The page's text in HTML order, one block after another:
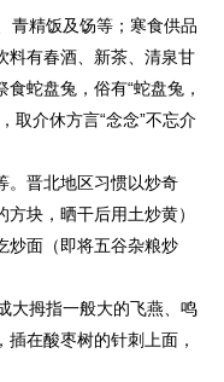
青精饭及饧等；寒食供品
料有春酒、新茶、清泉甘
蛇盘兔，俗有“蛇盘兔，
取介休方言“念念”不忘介
。晋北地区习惯以炒奇
方块，晒干后用土炒黄）
炒面（即将五谷杂粮炒
大拇指一般大的飞燕、鸣
在酸枣树的针刺上面，